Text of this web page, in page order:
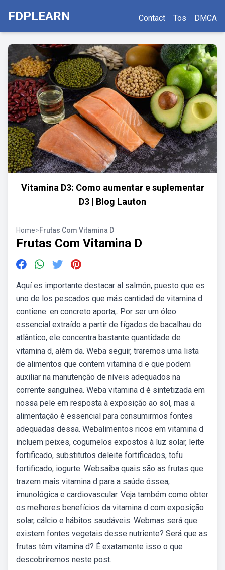
FDPLEARN Contact Tos DMCA
Vitamina D3: Como aumentar e suplementar
D3 | Blog Lauton
Home>Frutas Com Vitamina D
Frutas Com Vitamina D
Aquí es importante destacar al salmón, puesto que es
uno de los pescados que más cantidad de vitamina d
contiene. en concreto aporta,. Por ser um óleo
essencial extraído a partir de fígados de bacalhau do
atlântico, ele concentra bastante quantidade de
vitamina d, além da. Weba seguir, traremos uma lista
de alimentos que contem vitamina d e que podem
auxiliar na manutenção de níveis adequados na
corrente sanguínea. Weba vitamina d é sintetizada em
nossa pele em resposta à exposição ao sol, mas a
alimentação é essencial para consumirmos fontes
adequadas dessa. Webalimentos ricos em vitamina d
incluem peixes, cogumelos expostos à luz solar, leite
fortificado, substitutos deleite fortificados, tofu
fortificado, iogurte. Websaiba quais são as frutas que
trazem mais vitamina d para a saúde óssea,
imunológica e cardiovascular. Veja também como obter
os melhores benefícios da vitamina d com exposição
solar, cálcio e hábitos saudáveis. Webmas será que
existem fontes vegetais desse nutriente? Será que as
frutas têm vitamina d? É exatamente isso o que
descobriremos neste post.